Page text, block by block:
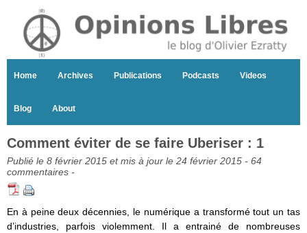
Home Archives Publications Podcasts Videos
Blog About
Comment éviter de se faire Uberiser : 1
Publié le 8 février 2015 et mis à jour le 24 février 2015 - 64
commentaires -
En à peine deux décennies, le numérique a transformé tout un tas
d’industries, parfois violemment. Il a entrainé de nombreuses